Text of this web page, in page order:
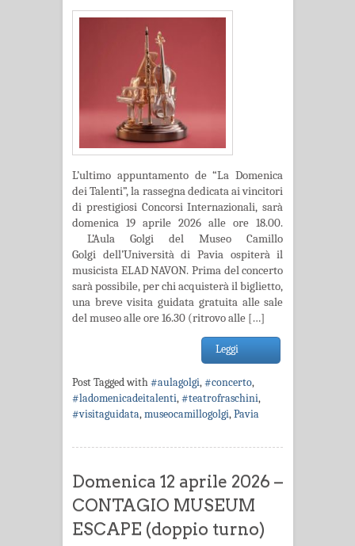
L’ultimo appuntamento de “La Domenica
dei Talenti”, la rassegna dedicata ai vincitori
di prestigiosi Concorsi Internazionali, sarà
domenica 19 aprile 2026 alle ore 18.00.
L’Aula Golgi del Museo Camillo
Golgi dell’Università di Pavia ospiterà il
musicista ELAD NAVON. Prima del concerto
sarà possibile, per chi acquisterà il biglietto,
una breve visita guidata gratuita alle sale
del museo alle ore 16.30 (ritrovo alle […]
Leggi
Post Tagged with#aulagolgi,#concerto,
#ladomenicadeitalenti,#teatrofraschini,
#visitaguidata,museocamillogolgi,Pavia
Domenica 12 aprile 2026 –
CONTAGIO MUSEUM
ESCAPE (doppio turno)